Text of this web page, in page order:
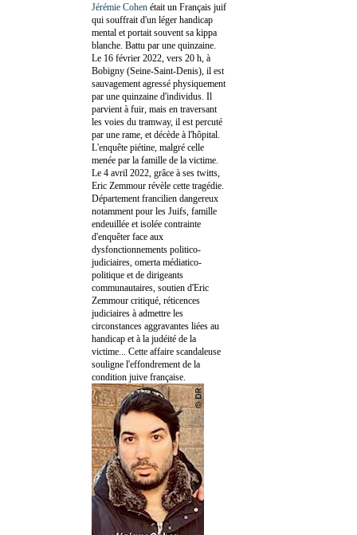
Jérémie Cohen était un Français juif
qui souffrait d'un léger handicap
mental et portait souvent sa kippa
blanche. Battu par une quinzaine.
Le 16 février 2022, vers 20 h, à
Bobigny (Seine-Saint-Denis), il est
sauvagement agressé physiquement
par une quinzaine d'individus. Il
parvient à fuir, mais en traversant
les voies du tramway, il est percuté
par une rame, et décède à l'hôpital.
L'enquête piétine, malgré celle
menée par la famille de la victime.
Le 4 avril 2022, grâce à ses twitts,
Eric Zemmour révèle cette tragédie.
Département francilien dangereux
notamment pour les Juifs, famille
endeuillée et isolée contrainte
d'enquêter face aux
dysfonctionnements politico-
judiciaires, omerta médiatico-
politique et de dirigeants
communautaires, soutien d'Eric
Zemmour critiqué, réticences
judiciaires à admettre les
circonstances aggravantes liées au
handicap et à la judéité de la
victime... Cette affaire scandaleuse
souligne l'effondrement de la
condition juive française.